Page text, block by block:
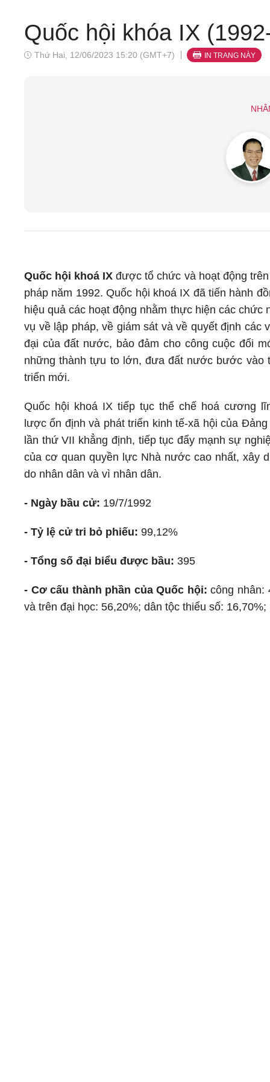
Quốc hội khóa IX
Thứ Hai, 12/06/2023 15:20 (GMT+7) IN TRANG NÀY
Quốc hội khoá IX được tổ chức và hoạt động
pháp năm 1992. Quốc hội khoá IX đã tiến hành
hiệu quả các hoạt động nhằm thực hiện các chức
vụ về lập pháp, về giám sát và về quyết định các
đại của đất nước, bảo đảm cho công cuộc đổi
những thành tựu to lớn, đưa đất nước bước vào
triển mới.
Quốc hội khoá IX tiếp tục thể chế hoá cương
lược ổn định và phát triển kinh tế-xã hội của
lần thứ VII khẳng định, tiếp tục đẩy mạnh sự
của cơ quan quyền lực Nhà nước cao nhất, xây
do nhân dân và vì nhân dân.
- Ngày bầu cử: 19/7/1992
- Tỷ lệ cử tri bỏ phiếu: 99,12%
- Tổng số đại biểu được bầu: 395
- Cơ cấu thành phần của Quốc hội:công nhân:
và trên đại học: 56,20%; dân tộc thiểu số: